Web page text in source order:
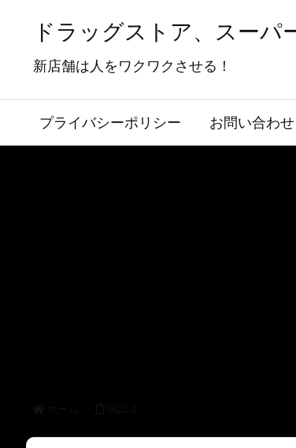
ドラッグストア、スーパ
新店舗は人をワクワクさせる！
プライバシーポリシー お問い合わせ